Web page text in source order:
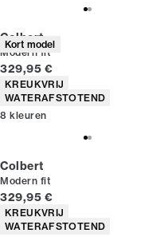
Kort model
Colbert
Modern fit
Huidige prijs
329,95 €
Producteigenschappen
KREUKVRIJ
WATERAFSTOTEND
8 kleuren
Colbert
Modern fit
Huidige prijs
329,95 €
Producteigenschappen
KREUKVRIJ
WATERAFSTOTEND